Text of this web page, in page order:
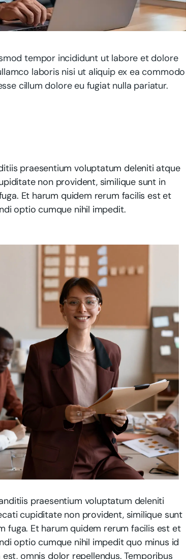
tempor incididunt ut labore et dolore
laboris nisi ut aliquip ex ea commodo
cillum dolore eu fugiat nulla pariatur.
praesentium voluptatum deleniti atque
non provident, similique sunt in
Et harum quidem rerum facilis est et
optio cumque nihil impedit.
praesentium voluptatum deleniti
cupiditate non provident, similique sunt
fuga. Et harum quidem rerum facilis est et
optio cumque nihil impedit quo minus id
omnis dolor repellendus. Temporibus